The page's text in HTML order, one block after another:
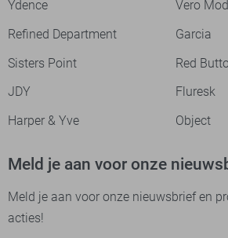
Ydence
Vero
Refined Department
Garcia
Sisters Point
Red
JDY
Fluresk
Harper & Yve
Object
Meld je aan voor onze
Meld je aan voor onze nieuwsbrief en
acties!